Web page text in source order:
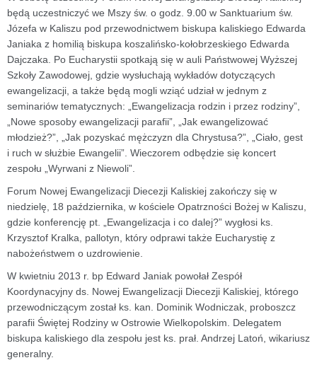
będą uczestniczyć we Mszy św. o godz. 9.00 w Sanktuarium św.
Józefa w Kaliszu pod przewodnictwem biskupa kaliskiego Edwarda
Janiaka z homilią biskupa koszalińsko-kołobrzeskiego Edwarda
Dajczaka. Po Eucharystii spotkają się w auli Państwowej Wyższej
Szkoły Zawodowej, gdzie wysłuchają wykładów dotyczących
ewangelizacji, a także będą mogli wziąć udział w jednym z
seminariów tematycznych: „Ewangelizacja rodzin i przez rodziny”,
„Nowe sposoby ewangelizacji parafii”, „Jak ewangelizować
młodzież?”, „Jak pozyskać mężczyzn dla Chrystusa?”, „Ciało, gest
i ruch w służbie Ewangelii”. Wieczorem odbędzie się koncert
zespołu „Wyrwani z Niewoli”.
Forum Nowej Ewangelizacji Diecezji Kaliskiej zakończy się w
niedzielę, 18 października, w kościele Opatrzności Bożej w Kaliszu,
gdzie konferencję pt. „Ewangelizacja i co dalej?” wygłosi ks.
Krzysztof Kralka, pallotyn, który odprawi także Eucharystię z
nabożeństwem o uzdrowienie.
W kwietniu 2013 r. bp Edward Janiak powołał Zespół
Koordynacyjny ds. Nowej Ewangelizacji Diecezji Kaliskiej, którego
przewodniczącym został ks. kan. Dominik Wodniczak, proboszcz
parafii Świętej Rodziny w Ostrowie Wielkopolskim. Delegatem
biskupa kaliskiego dla zespołu jest ks. prał. Andrzej Latoń, wikariusz
generalny.